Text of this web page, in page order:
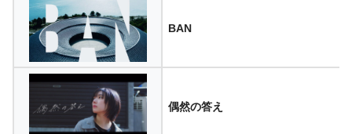
BAN
偶然の答え